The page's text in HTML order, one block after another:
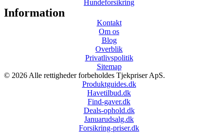
Hundeforsikring
Information
Kontakt
Om os
Blog
Overblik
Privatlivspolitik
Sitemap
© 2026 Alle rettigheder forbeholdes Tjekpriser ApS.
Produktguides.dk
Havetilbud.dk
Find-gaver.dk
Deals-ophold.dk
Januarudsalg.dk
Forsikring-priser.dk